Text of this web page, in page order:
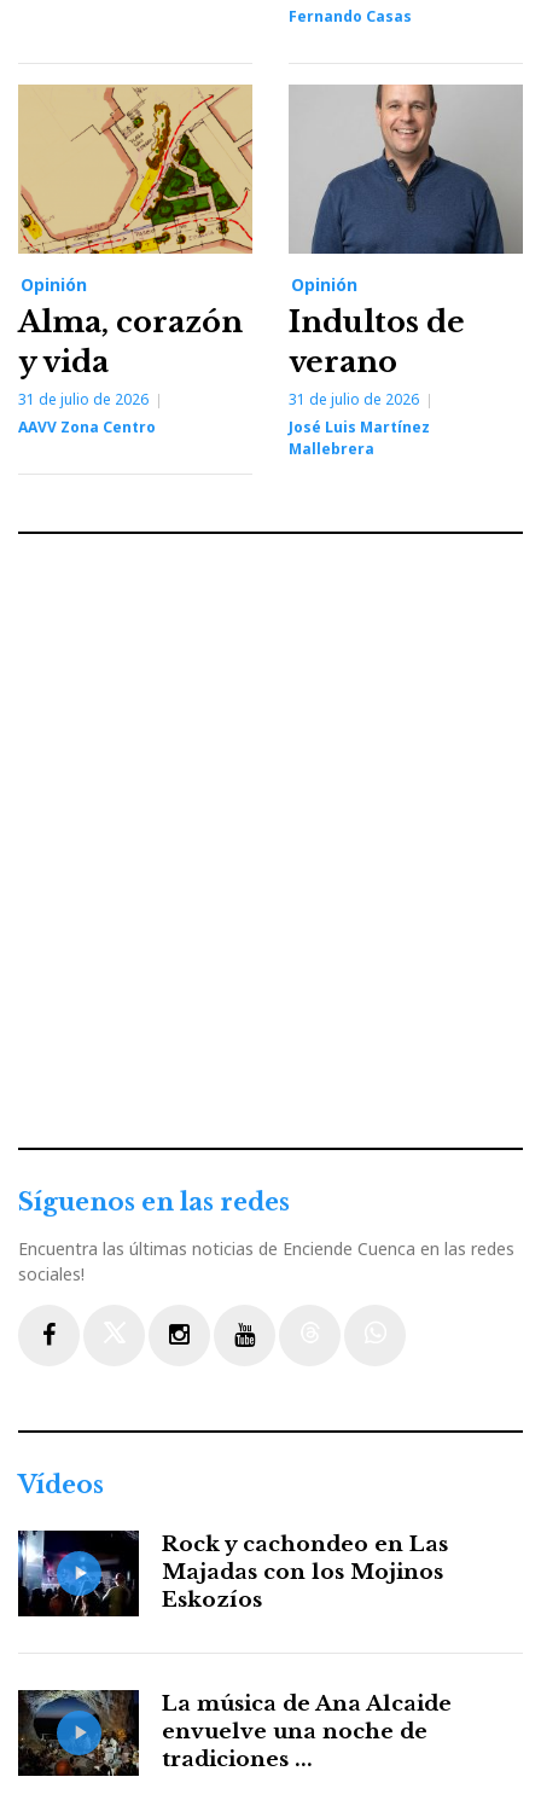
Fernando Casas
Opinión
Alma, corazón
y vida
31 de julio de 2026
AAVV Zona Centro
Opinión
Indultos de
verano
31 de julio de 2026
José Luis Martínez
Mallebrera
Síguenos en las redes
Encuentra las últimas noticias de Enciende Cuenca en las redes
sociales!
Vídeos
Rock y cachondeo en Las
Majadas con los Mojinos
Eskozíos
La música de Ana Alcaide
envuelve una noche de
tradiciones ...